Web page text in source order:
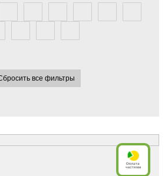
все фильтры